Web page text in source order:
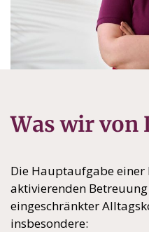
Was wir von
Die Hauptaufgabe
aktivierenden
eingeschränkter
insbesondere: